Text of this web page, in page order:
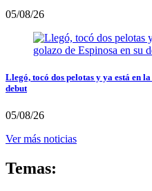
05/08/26
Llegó, tocó dos pelotas y ya está en
debut
05/08/26
Ver más noticias
Temas: